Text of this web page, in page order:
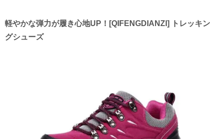
軽やかな弾力が履き心地UP！[QIFENGDIANZI] トレッキン
グシューズ